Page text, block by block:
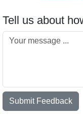
Tell us about
Submit Feedback